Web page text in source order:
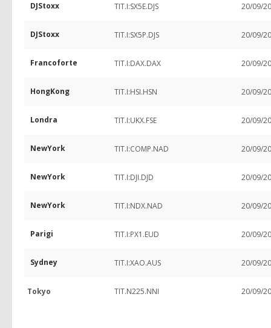
DJStoxx TIT.I:SX5E.DJS 20/09/
DJStoxx TIT.I:SX5P.DJS 20/09/
Francoforte TIT.I:DAX.DAX 20/09/
HongKong TIT.I:HSI.HSN 20/09/
Londra TIT.I:UKX.FSE 20/09/
NewYork TIT.I:COMP.NAD 20/09/
NewYork TIT.I:DJI.DJD 20/09/
NewYork TIT.I:NDX.NAD 20/09/
Parigi TIT.I:PX1.EUD 20/09/
Sydney TIT.I:XAO.AUS 20/09/
Tokyo TIT.N225.NNI 20/09/